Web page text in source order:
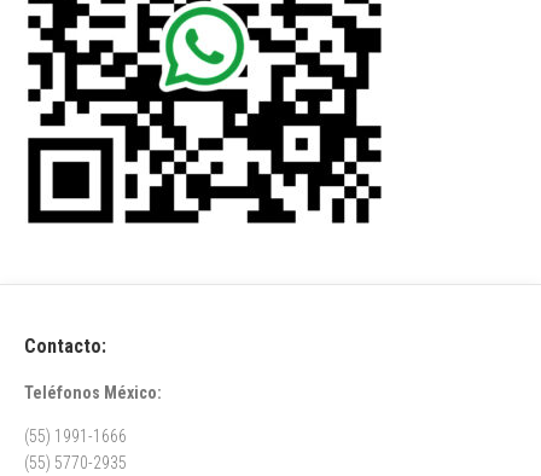
Contacto:
Teléfonos México:
(55) 1991-1666
(55) 5770-2935